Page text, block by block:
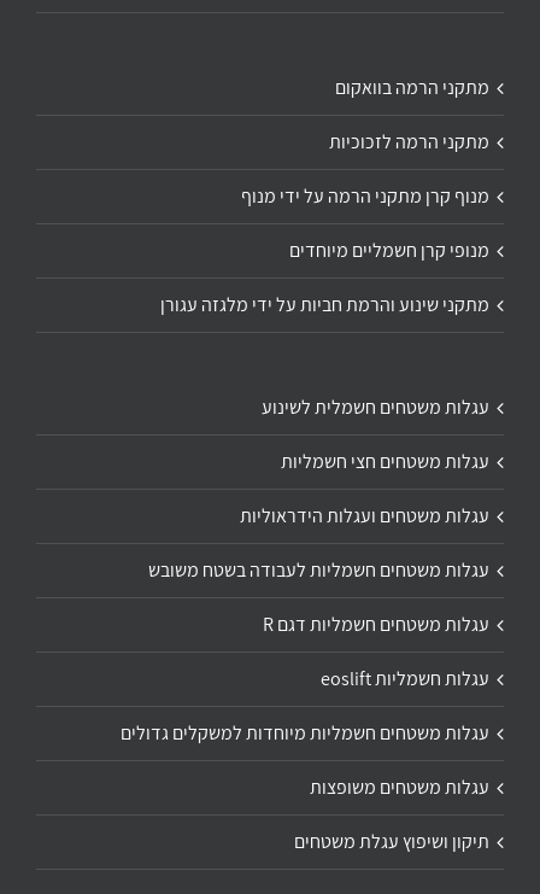
מתקני הרמה בוואקום
מתקני הרמה לזכוכיות
מנוף קרן מתקני הרמה על ידי מנוף
מנופי קרן חשמליים מיוחדים
מתקני שינוע והרמת חביות על ידי מלגזה עגורן
עגלות משטחים חשמלית לשינוע
עגלות משטחים חצי חשמליות
עגלות משטחים ועגלות הידראוליות
עגלות משטחים חשמליות לעבודה בשטח משובש
עגלות משטחים חשמליות דגם R
עגלות חשמליות eoslift
עגלות משטחים חשמליות מיוחדות למשקלים גדולים
עגלות משטחים משופצות
תיקון ושיפוץ עגלת משטחים